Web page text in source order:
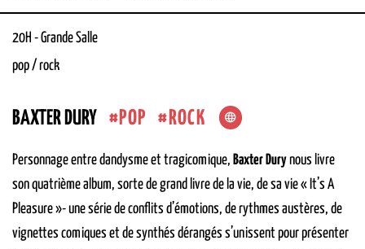
20H -Grande Salle
pop / rock
BAXTER DURY POP ROCK
Personnage entre dandysme et tragicomique, Baxter Durynous livre
son quatrième album, sorte de grand livre de la vie, de sa vie « It’s A
Pleasure »- une série de conflits d’émotions, de rythmes austères, de
vignettes comiques et de synthés dérangés s’unissent pour présenter